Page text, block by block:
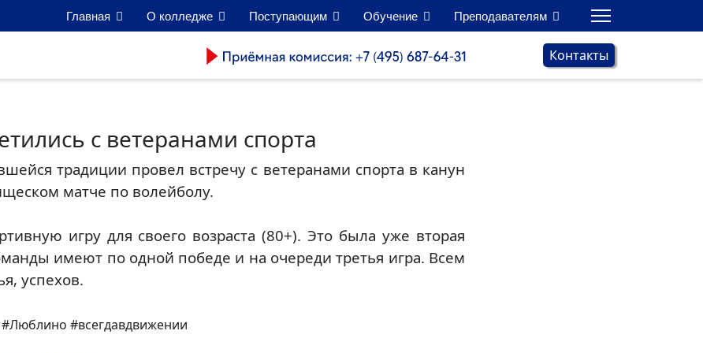
Главная О колледже Поступающим Обучение Преподавателям
Контакты
с ветеранами спорта
традиции провел встречу с ветеранами спорта в канун
матче по волейболу.
игру для своего возраста (80+). Это была уже вторая
имеют по одной победе и на очереди третья игра. Всем
успехов.
#всегдавдвижении